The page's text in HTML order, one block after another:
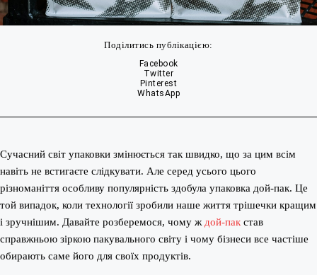
Поділитись публікацією:
Facebook
Twitter
Pinterest
WhatsApp
Сучасний світ упаковки змінюється так швидко, що за цим всім
навіть не встигаєте слідкувати. Але серед усього цього
різноманіття особливу популярність здобула упаковка дой-пак. Це
той випадок, коли технології зробили наше життя трішечки кращим
і зручнішим. Давайте розберемося, чому ждой-пак став
справжньою зіркою пакувального світу і чому бізнеси все частіше
обирають саме його для своїх продуктів.